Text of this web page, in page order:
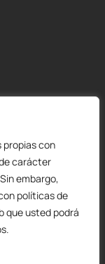
propias con
carácter
embargo,
políticas de
que usted podrá
(Madrid,